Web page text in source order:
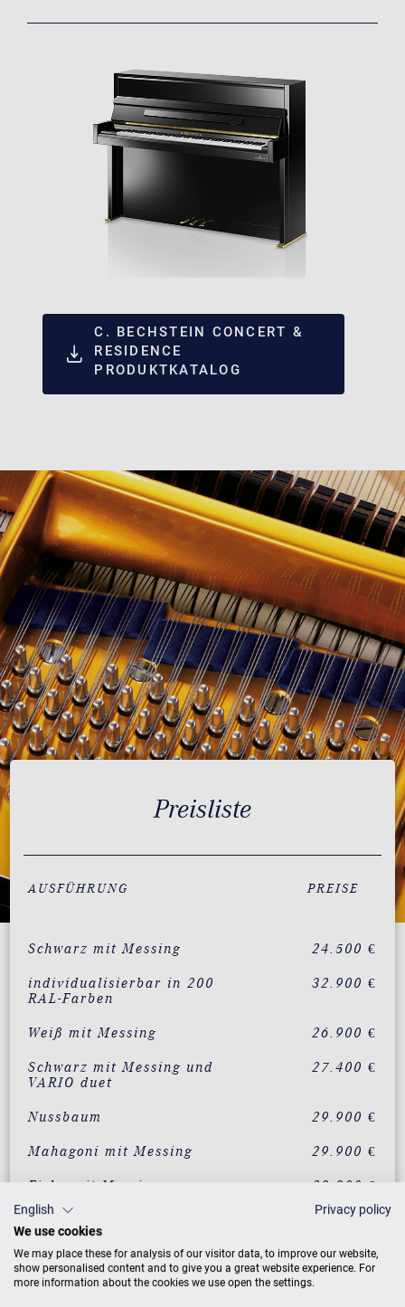
C. BECHSTEIN CONCERT &
RESIDENCE
PRODUKTKATALOG
Preisliste
AUSFÜHRUNG PREISE
Schwarz mit Messing 24.500 €
individualisierbar in 200
RAL-Farben
32.900 €
Weiß mit Messing 26.900 €
Schwarz mit Messing und
VARIO duet
27.400 €
Nussbaum 29.900 €
Mahagoni mit Messing 29.900 €
Eiche mit Messing 29.900 €
Wurzelnussbaum mit
Messing
32.900 €
Vavona mit Messing 32.900 €
English
Privacy policy
We use cookies
We may place these for analysis of our visitor data, to improve our website,
show personalised content and to give you a great website experience. For
more information about the cookies we use open the settings.